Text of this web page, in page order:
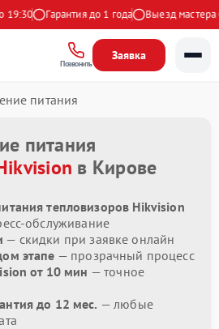
Гарантия до 1 года Выезд мастера
Позвонить
Заявка
питания
питания
в Кирове
тепловизоров Hikvision
обслуживание
— скидки при заявке онлайн
этапе — прозрачный процесс
от 10 мин — точное
до 12 мес. — любые